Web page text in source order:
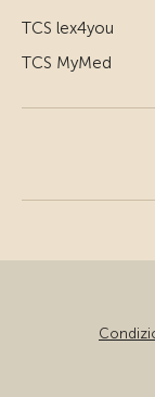
TCS lex4you
TCS MyMed